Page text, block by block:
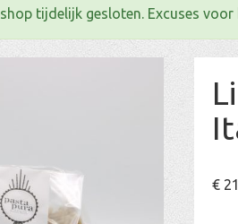
tijdelijk gesloten. Excuses
€